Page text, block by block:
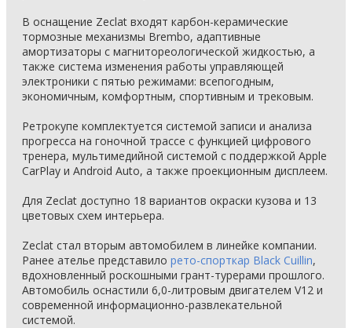
В оснащение Zeclat входят карбон-керамические
тормозные механизмы Brembo, адаптивные
амортизаторы с магнитореологической жидкостью, а
также система изменения работы управляющей
электроники с пятью режимами: всепогодным,
экономичным, комфортным, спортивным и трековым.
Ретрокупе комплектуется системой записи и анализа
прогресса на гоночной трассе с функцией цифрового
тренера, мультимедийной системой с поддержкой Apple
CarPlay и Android Auto, а также проекционным дисплеем.
Для Zeclat доступно 18 вариантов окраски кузова и 13
цветовых схем интерьера.
Zeclat стал вторым автомобилем в линейке компании.
Ранее ателье представило рето-спорткар Black Cuillin,
вдохновленный роскошными грант-турерами прошлого.
Автомобиль оснастили 6,0-литровым двигателем V12 и
современной информационно-развлекательной
системой.